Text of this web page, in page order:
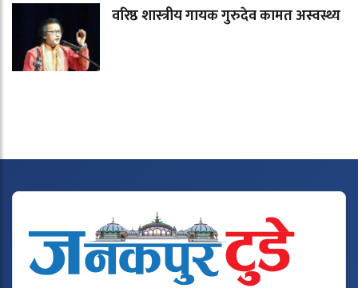
वरिष्ठ शास्त्रीय गायक गुरुदेव कामत अस्वस्थ्य